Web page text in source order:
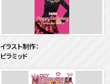
イラスト制作：
ピラミッド